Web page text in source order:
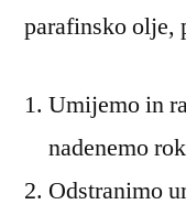
parafinsko olje,
Umijemo in
nadenemo
Odstranimo